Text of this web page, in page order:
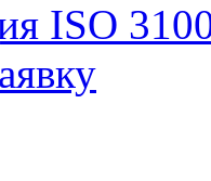
ISO